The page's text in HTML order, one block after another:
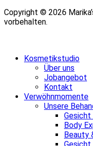
Copyright © 2026
vorbehalten.
Kosmetikstudio
Über uns
Jobangebot
Kontakt
Verwöhnmomente
Unsere
Gesicht
Body
Beauty
Gesicht